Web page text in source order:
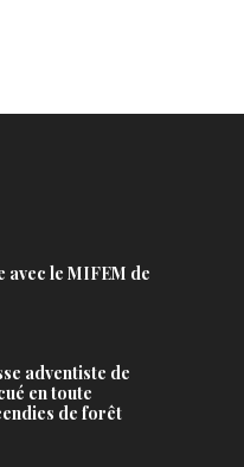
avec le MIFEM de
adventiste de
en toute
de forêt